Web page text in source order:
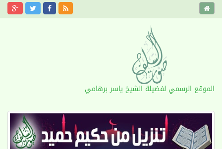
الموقع الرسمي لفضيلة الشيخ ياسر برهامي